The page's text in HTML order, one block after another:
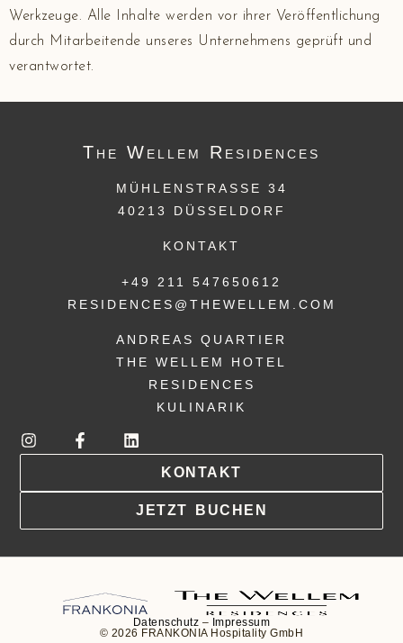
Werkzeuge. Alle Inhalte werden vor ihrer Veröffentlichung
durch Mitarbeitende unseres Unternehmens geprüft und
verantwortet.
The Wellem Residences
MÜHLENSTRASSE 34
40213 DÜSSELDORF
KONTAKT
+49 211 547650612
RESIDENCES@THEWELLEM.COM
ANDREAS QUARTIER
THE WELLEM HOTEL
RESIDENCES
KULINARIK
JETZT BUCHEN
KONTAKT
Datenschutz – Impressum
© 2026 FRANKONIA Hospitality GmbH